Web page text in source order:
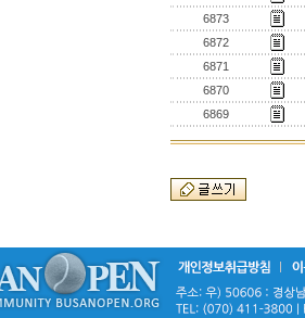
6873
6872
6871
6870
6869